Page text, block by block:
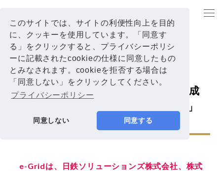
このサイトでは、サイトの利便性向上を目的
に、クッキーを使用しています。「同意す
る」をクリックすると、プライバシーポリシ
ーに記載されたcookieの仕様に同意したもの
とみなされます。cookieを拒否する場合は
「同意しない」をクリックしてください。
プライバシーポリシー
同意しない 同意する
【出雲市と「高度ITエンジニアの育成及び新規事業創出に関する連携協定」を締
結 】
プレスリリース
2023.07.25
【出雲市と「高度ITエンジニアの育成
及び新規事業創出に関する連携協定」
を締結 】
e-Gridは、日鉄ソリューションズ株式会社、株式